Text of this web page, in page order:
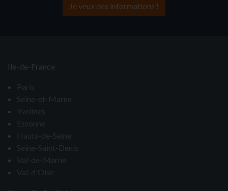
Je veux des informations !
Ile-de-France
Paris
Seine-et-Marne
Yvelines
Essonne
Hauts-de-Seine
Seine-Saint-Denis
Val-de-Marne
Val-d'Oise